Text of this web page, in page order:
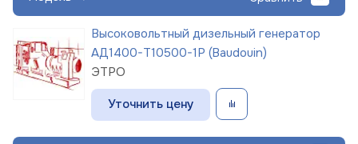
Высоковольтный дизельный генератор
АД1400-Т10500-1Р (Baudouin)
ЭТРО
Уточнить цену